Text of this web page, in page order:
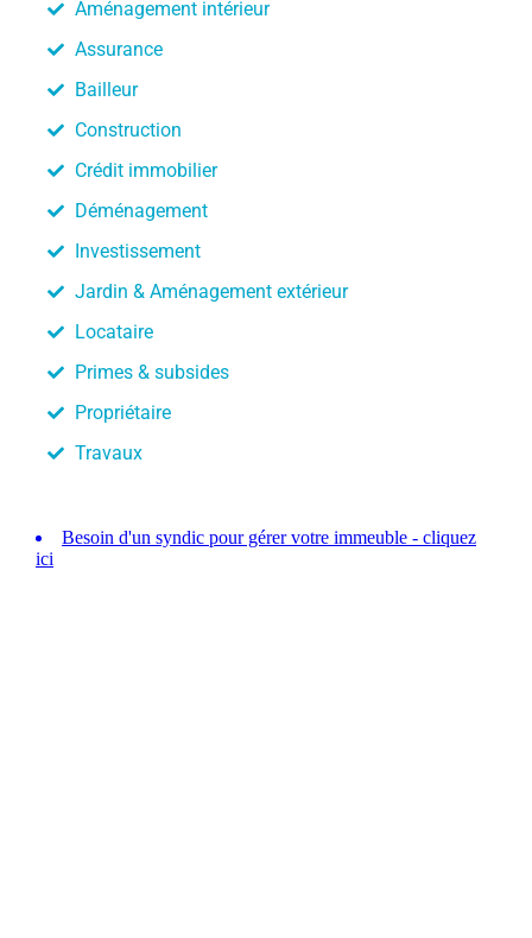
Aménagement intérieur
Assurance
Bailleur
Construction
Crédit immobilier
Déménagement
Investissement
Jardin & Aménagement extérieur
Locataire
Primes & subsides
Propriétaire
Travaux